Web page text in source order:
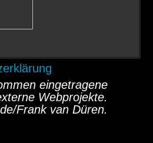
eingetragene
Webprojekte.
Frank van Düren.